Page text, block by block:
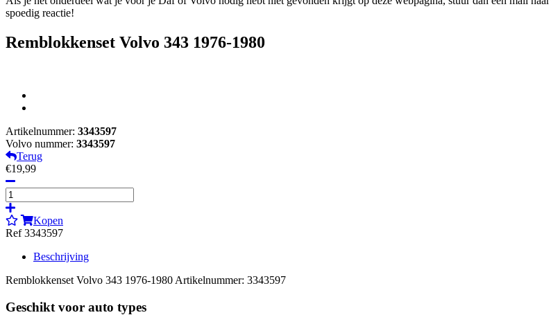
spoedig reactie!
Remblokkenset Volvo 343 1976-1980
Artikelnummer: 3343597
Volvo nummer: 3343597
Terug
€19,99
Kopen
Ref 3343597
Beschrijving
Remblokkenset Volvo 343 1976-1980 Artikelnummer: 3343597
Geschikt voor auto types